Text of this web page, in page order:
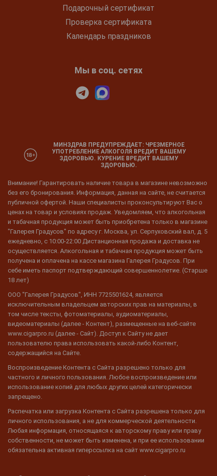
Подарочный сертификат
Проверка сертификата
Календарь праздников
Мы в соц. сетях
МИНЗДРАВ ПРЕДУПРЕЖДАЕТ: ЧРЕЗМЕРНОЕ
УПОТРЕБЛЕНИЕ АЛКОГОЛЯ ВРЕДИТ ВАШЕМУ
ЗДОРОВЬЮ. КУРЕНИЕ ВРЕДИТ ВАШЕМУ
ЗДОРОВЬЮ.
Внимание! Гарантировать наличие товара в магазине невозможно
без его бронирования. Информация, данная на сайте, не считается
публичной офертой. Наши специалисты проконсультируют Вас о
ценах на товар и условиях продаж. Уведомляем, что алкогольная
и табачная продукция может быть приобретена только в магазине
"Галерея Градусов" по адресу г. Москва, ул. Серпуховский вал, д. 5
ежедневно, с 10:00-22:00 Дистанционная продажа и доставка не
осуществляется. Алкогольная и табачная продукция может быть
получена и оплачена на кассе магазина Галерея Градусов. При
себе иметь паспорт подтверждающий совершеннолетие. (Старше
18 лет)
ООО "Галерея Градусов", ИНН 7725501624, является
исключительным владельцем авторских прав на материалы, в
том числе тексты, фотоматериалы, аудиоматериалы,
видеоматериалы (далее - Контент), размещенные на веб-сайте
www.cigarpro.ru (далее - Сайт). Доступ к Сайту не дает
пользователю права использовать какой-либо Контент,
содержащийся на Сайте.
Воспроизведение Контента с Сайта разрешено только для
частного и личного пользования. Любое воспроизведение или
использование копий для любых других целей категорически
запрещено.
Распечатка или загрузка Контента с Сайта разрешена только для
личного использования, а не для коммерческой деятельности.
Любая информация, относящаяся к авторскому праву или праву
собственности, не может быть изменена, и при ее использовании
обязательна активная гиперссылка на сайт www.cigarpro.ru